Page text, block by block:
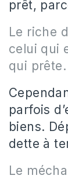
prêt,
Le riche
celui qui
qui
parfois
biens.
dette à
Le